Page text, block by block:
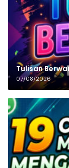
Tulisan‌‌‌‌‌‌‌‌‌‌‌‌‌‌‌‌
07/08/2026